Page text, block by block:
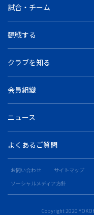
試合・チーム
観戦する
クラブを知る
会員組織
ニュース
よくあるご質問
お問い合わせ サイトマップ
ソーシャルメディア方針
Copyright 2020